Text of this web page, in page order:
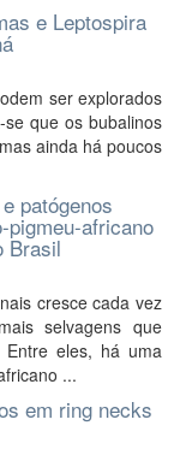
e Leptospira
ser explorados
que os bubalinos
ainda há poucos
patógenos
africano
Brasil
cresce cada vez
selvagens que
Entre eles, há uma
...
em ring necks